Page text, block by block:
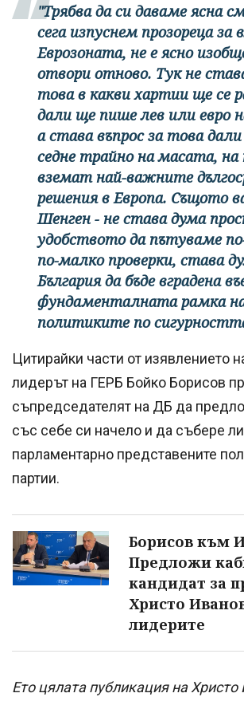
"Трябва да си даваме ясна
сега изпуснем прозореца за
Еврозоната, не е ясно
отвори отново. Тук не
това в какви хартии ще се
дали ще пише лев или евро
а става въпрос за това
седне трайно на масата, на
вземат най-важните
решения в Европа. Същото
Шенген - не става дума
удобството да пътуваме
по-малко проверки, става
България да бъде вградена
фундаменталната рамка
политиките по
Цитирайки части от изявлението
лидерът на ГЕРБ Бойко Борисов
съпредседателят на ДБ да
със себе си начело и да събере
парламентарно представените
партии.
Борисов към
Предложи
кандидат за
Христо
лидерите
Ето цялата публикация на